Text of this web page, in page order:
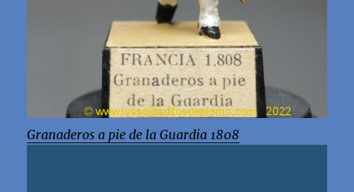
Granaderos a pie de la Guardia 1808